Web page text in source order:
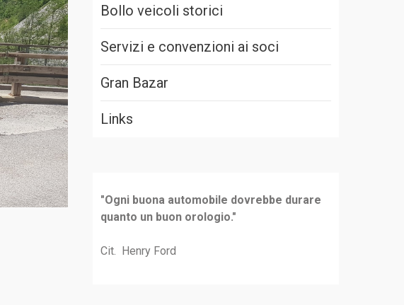
Bollo veicoli storici
Servizi e convenzioni ai soci
Gran Bazar
Links
"Ogni buona automobile dovrebbe durare
quanto un buon orologio."
Cit. Henry Ford